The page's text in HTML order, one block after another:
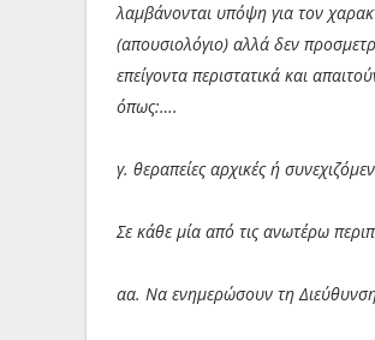
λαμβάνονται υπόψη για τον
(απουσιολόγιο) αλλά δεν
επείγοντα περιστατικά και
όπως:….
γ. θεραπείες αρχικές ή
Σε κάθε μία από τις ανωτέρω
αα. Να ενημερώσουν τη